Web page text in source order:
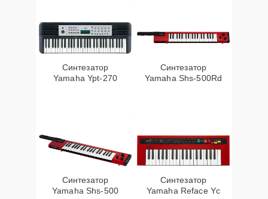
Синтезатор
Yamaha Ypt-270
Синтезатор
Yamaha Shs-500Rd
Синтезатор
Yamaha Shs-500
Синтезатор
Yamaha Reface Yc